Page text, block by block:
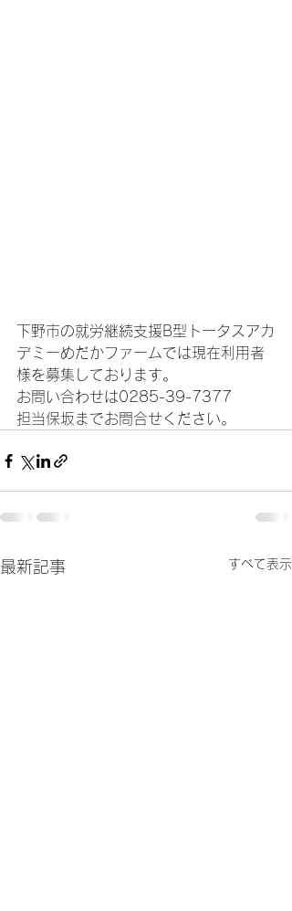
下野市の就労継続支援B型トータスアカ
デミーめだかファームでは現在利用者
様を募集しております。
お問い合わせは0285-39-7377
担当保坂までお問合せください。
最新記事 すべて表示